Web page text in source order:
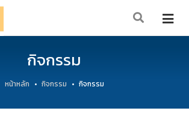
กิจกรรม
หน้าหลัก กิจกรรม กิจกรรม